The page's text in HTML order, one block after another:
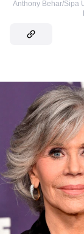
Anthony Behar/Sipa